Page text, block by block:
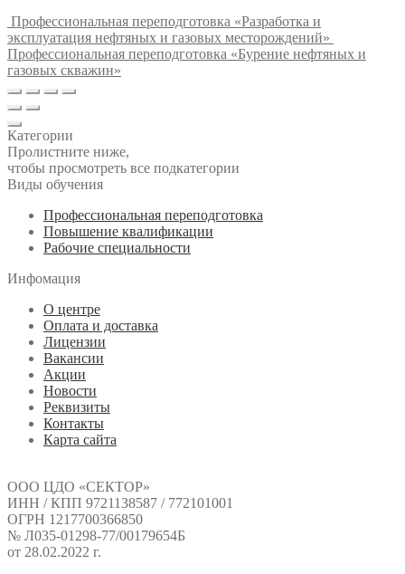
Профессиональная переподготовка «Разработка и
эксплуатация нефтяных и газовых месторождений»
Профессиональная переподготовка «Бурение нефтяных и
газовых скважин»
Категории
Пролистните ниже,
чтобы просмотреть все подкатегории
Виды обучения
Профессиональная переподготовка
Повышение квалификации
Рабочие специальности
Инфомация
О центре
Оплата и доставка
Лицензии
Вакансии
Акции
Новости
Реквизиты
Контакты
Карта сайта
ООО ЦДО «СЕКТОР»
ИНН / КПП 9721138587 / 772101001
ОГРН 1217700366850
№ Л035-01298-77/00179654Б
от 28.02.2022 г.